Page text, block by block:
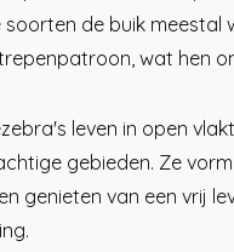
de buik meestal
wat hen
leven in open
gebieden. Ze
genieten van een vrij